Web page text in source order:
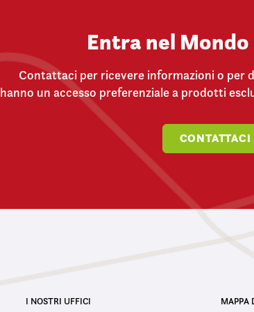
Entra nel Mondo
Contattaci per ricevere informazioni o per
un accesso preferenziale a prodotti
CONTATTACI
I NOSTRI UFFICI MAPPA